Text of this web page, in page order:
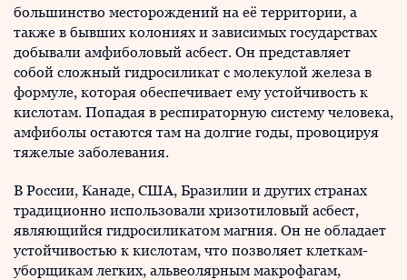
большинство месторождений на её территории, а
также в бывших колониях и зависимых государствах
добывали амфиболовый асбест. Он представляет
собой сложный гидросиликат с молекулой железа в
формуле, которая обеспечивает ему устойчивость к
кислотам. Попадая в респираторную систему человека,
амфиболы остаются там на долгие годы, провоцируя
тяжелые заболевания.
В России, Канаде, США, Бразилии и других странах
традиционно использовали хризотиловый асбест,
являющийся гидросиликатом магния. Он не обладает
устойчивостью к кислотам, что позволяет клеткам-
уборщикам легких, альвеолярным макрофагам,